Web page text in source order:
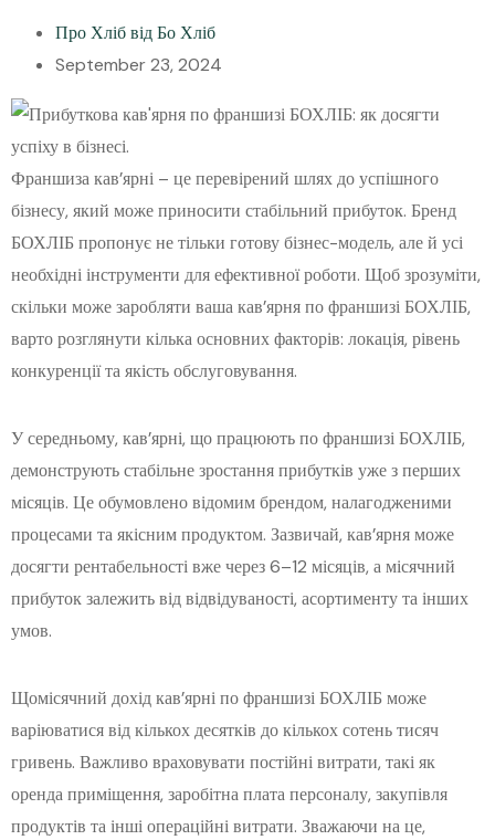
Про Хліб від Бо Хліб
September 23, 2024
Франшиза кав’ярні – це перевірений шлях до успішного
бізнесу, який може приносити стабільний прибуток. Бренд
БОХЛІБ пропонує не тільки готову бізнес-модель, але й усі
необхідні інструменти для ефективної роботи. Щоб зрозуміти,
скільки може заробляти ваша кав’ярня по франшизі БОХЛІБ,
варто розглянути кілька основних факторів: локація, рівень
конкуренції та якість обслуговування.
У середньому, кав’ярні, що працюють по франшизі БОХЛІБ,
демонструють стабільне зростання прибутків уже з перших
місяців. Це обумовлено відомим брендом, налагодженими
процесами та якісним продуктом. Зазвичай, кав’ярня може
досягти рентабельності вже через 6–12 місяців, а місячний
прибуток залежить від відвідуваності, асортименту та інших
умов.
Щомісячний дохід кав’ярні по франшизі БОХЛІБ може
варіюватися від кількох десятків до кількох сотень тисяч
гривень. Важливо враховувати постійні витрати, такі як
оренда приміщення, заробітна плата персоналу, закупівля
продуктів та інші операційні витрати. Зважаючи на це,